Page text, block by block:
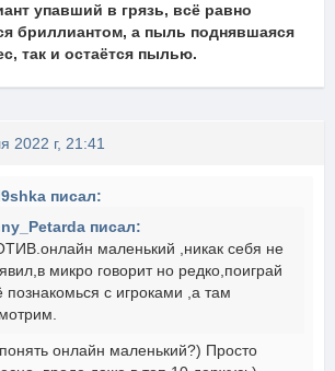
упавший в грязь, всё равно
бриллиантом, а пыль поднявшаяся
так и остаётся пылью.
2022 г, 21:41
писал:
писал:
маленький ,никак себя не
микро говорит но редко,поиграй
с игроками ,а там
онлайн маленький?) Просто